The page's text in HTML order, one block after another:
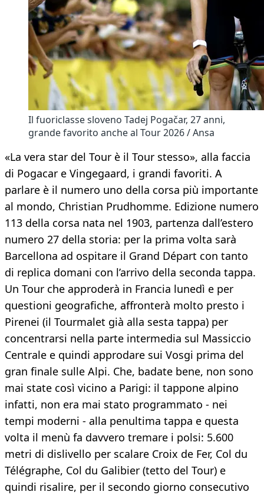
Il fuoriclasse sloveno Tadej Pogačar, 27 anni,
grande favorito anche al Tour 2026 / Ansa
«La vera star del Tour è il Tour stesso», alla faccia
di Pogacar e Vingegaard, i grandi favoriti. A
parlare è il numero uno della corsa più importante
al mondo, Christian Prudhomme. Edizione numero
113 della corsa nata nel 1903, partenza dall’estero
numero 27 della storia: per la prima volta sarà
Barcellona ad ospitare il Grand Départ con tanto
di replica domani con l’arrivo della seconda tappa.
Un Tour che approderà in Francia lunedì e per
questioni geografiche, affronterà molto presto i
Pirenei (il Tourmalet già alla sesta tappa) per
concentrarsi nella parte intermedia sul Massiccio
Centrale e quindi approdare sui Vosgi prima del
gran finale sulle Alpi. Che, badate bene, non sono
mai state così vicino a Parigi: il tappone alpino
infatti, non era mai stato programmato - nei
tempi moderni - alla penultima tappa e questa
volta il menù fa davvero tremare i polsi: 5.600
metri di dislivello per scalare Croix de Fer, Col du
Télégraphe, Col du Galibier (tetto del Tour) e
quindi risalire, per il secondo giorno consecutivo